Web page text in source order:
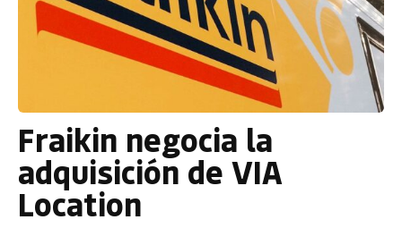
Fraikin negocia la
adquisición de VIA
Location